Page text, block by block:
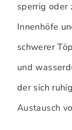
sperrig oder
Innenhöfe
schwerer
und
der sich
Austausch